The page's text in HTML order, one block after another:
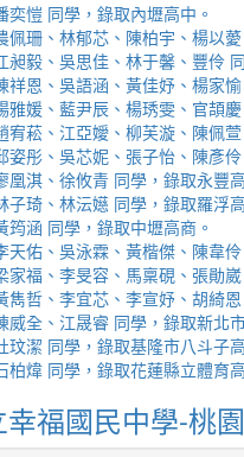
愷 同學，錄取內壢高中。
珊、林郁芯、陳柏宇、楊以
毅、吳思佳、林于馨、豐伶
恩、吳語涵、黃佳妤、楊家
媛、藍尹辰、楊琇雯、官頡
菘、江亞嬡、柳芙漩、陳佩
彤、吳芯妮、張子怡、陳彥
淇、徐攸青 同學，錄取永豐
琦、林沄嬨 同學，錄取羅浮
涵 同學，錄取中壢高商。
佑、吳泳霖、黃楷傑、陳韋
福、李旻容、馬稟硯、張勛
哲、李宜芯、李宣妤、胡綺
全、江晟睿 同學，錄取新北
潔 同學，錄取基隆市八斗子
煒 同學，錄取花蓮縣立體育
福國民中學-桃